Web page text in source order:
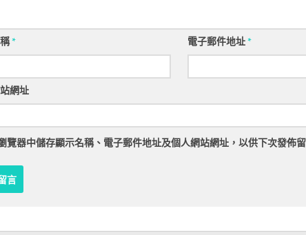
* 電子郵件地址*
網址
覽器中儲存顯示名稱、電子郵件地址及個人網站網址，以供下次發佈